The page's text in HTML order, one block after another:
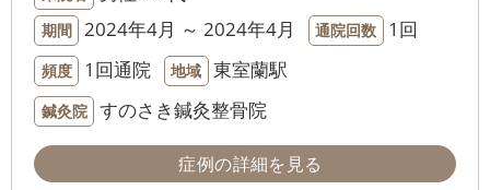
期間 2024年4月 ～ 2024年4月 通院回数 1回
頻度 1回通院 地域 東室蘭駅
鍼灸院 すのさき鍼灸整骨院
症例の詳細を見る